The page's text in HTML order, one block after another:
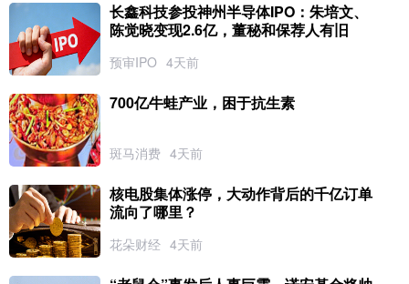
长鑫科技参投神州半导体IPO：朱培文、
陈觉晓变现2.6亿，董秘和保荐人有旧
预审IPO 4天前
700亿牛蛙产业，困于抗生素
斑马消费 4天前
核电股集体涨停，大动作背后的千亿订单
流向了哪里？
花朵财经 4天前